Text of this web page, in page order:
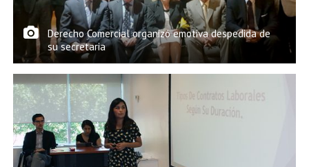
Derecho Comercial organizó emotiva despedida de
su secretaria